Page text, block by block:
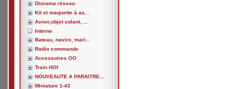
Diorama réseau
Kit et maquette à as...
Avion,objet volant, ...
Interne
Bateau, navire, mari...
Radio commande
Accessoires OO
Train HOf
NOUVEAUTE A PARAITRE...
Miniature 1-43